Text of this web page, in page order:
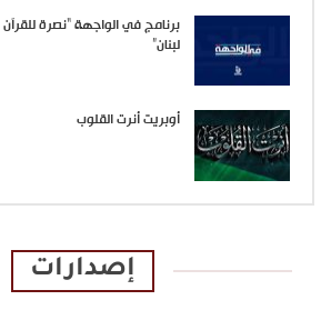
برنامج في الواجهة “نصرة
لبنان”
أوبريت أنرت القلوب
إصدارات